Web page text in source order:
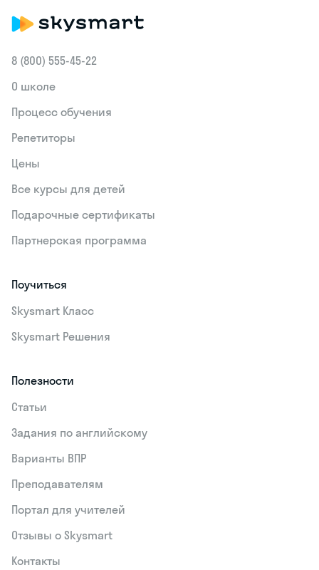
8 (800) 555‑45-22
О школе
Процесс обучения
Репетиторы
Цены
Все курсы для детей
Подарочные сертификаты
Партнерская программа
Поучиться
Skysmart Класс
Skysmart Решения
Полезности
Статьи
Задания по английскому
Варианты ВПР
Преподавателям
Портал для учителей
Отзывы о Skysmart
Контакты